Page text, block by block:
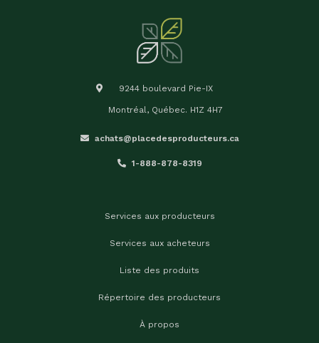
9244 boulevard Pie-IX
Montréal, Québec. H1Z 4H7
achats@placedesproducteurs.ca
1-888-878-8319
Services aux producteurs
Services aux acheteurs
Liste des produits
Répertoire des producteurs
À propos